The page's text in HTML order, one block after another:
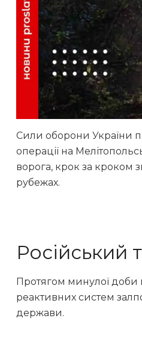
Сили оборони України
операції на
ворога, крок за кроком
рубежах.
Російський
Протягом минулої доби
реактивних систем
держави.